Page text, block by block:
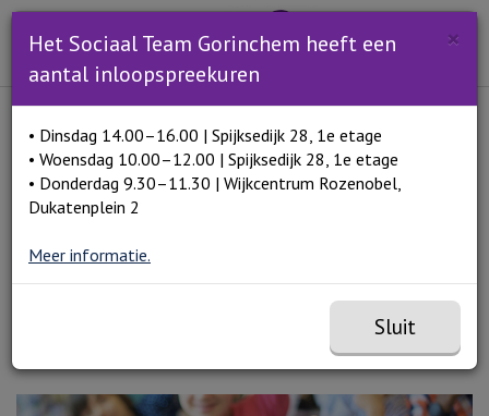
Open en sluit het
Menu Open
Lees voor
Home Hulp van een schoolmaatschappelijk werker
Hulp van een
schoolmaatschappelijk
×
Het Sociaal Team Gorinchem heeft een
aantal inloopspreekuren
• Dinsdag 14.00–16.00 | Spijksedijk 28, 1e etage
• Woensdag 10.00–12.00 | Spijksedijk 28, 1e etage
• Donderdag 9.30–11.30 | Wijkcentrum Rozenobel,
Dukatenplein 2
Meer informatie.
Sluit